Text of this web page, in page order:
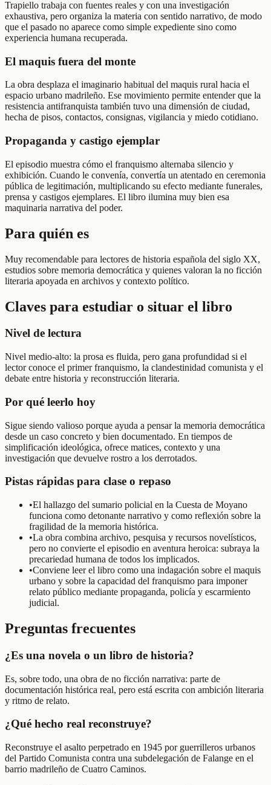
Trapiello trabaja con fuentes reales y con una investigación
exhaustiva, pero organiza la materia con sentido narrativo, de modo
que el pasado no aparece como simple expediente sino como
experiencia humana recuperada.
El maquis fuera del monte
La obra desplaza el imaginario habitual del maquis rural hacia el
espacio urbano madrileño. Ese movimiento permite entender que la
resistencia antifranquista también tuvo una dimensión de ciudad,
hecha de pisos, contactos, consignas, vigilancia y miedo cotidiano.
Propaganda y castigo ejemplar
El episodio muestra cómo el franquismo alternaba silencio y
exhibición. Cuando le convenía, convertía un atentado en ceremonia
pública de legitimación, multiplicando su efecto mediante funerales,
prensa y castigos ejemplares. El libro ilumina muy bien esa
maquinaria narrativa del poder.
Para quién es
Muy recomendable para lectores de historia española del siglo XX,
estudios sobre memoria democrática y quienes valoran la no ficción
literaria apoyada en archivos y contexto político.
Claves para estudiar o situar el libro
Nivel de lectura
Nivel medio-alto: la prosa es fluida, pero gana profundidad si el
lector conoce el primer franquismo, la clandestinidad comunista y el
debate entre historia y reconstrucción literaria.
Por qué leerlo hoy
Sigue siendo valioso porque ayuda a pensar la memoria democrática
desde un caso concreto y bien documentado. En tiempos de
simplificación ideológica, ofrece matices, contexto y una
investigación que devuelve rostro a los derrotados.
Pistas rápidas para clase o repaso
•El hallazgo del sumario policial en la Cuesta de Moyano
funciona como detonante narrativo y como reflexión sobre la
fragilidad de la memoria histórica.
•La obra combina archivo, pesquisa y recursos novelísticos,
pero no convierte el episodio en aventura heroica: subraya la
precariedad humana de todos los implicados.
•Conviene leer el libro como una indagación sobre el maquis
urbano y sobre la capacidad del franquismo para imponer
relato público mediante propaganda, policía y escarmiento
judicial.
Preguntas frecuentes
¿Es una novela o un libro de historia?
Es, sobre todo, una obra de no ficción narrativa: parte de
documentación histórica real, pero está escrita con ambición literaria
y ritmo de relato.
¿Qué hecho real reconstruye?
Reconstruye el asalto perpetrado en 1945 por guerrilleros urbanos
del Partido Comunista contra una subdelegación de Falange en el
barrio madrileño de Cuatro Caminos.